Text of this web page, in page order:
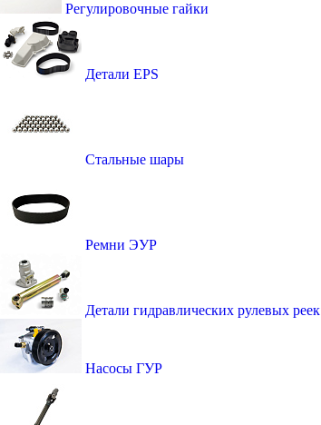
Регулировочные гайки
Детали EPS
Стальные шары
Ремни ЭУР
Детали гидравлических рулевых реек
Насосы ГУР